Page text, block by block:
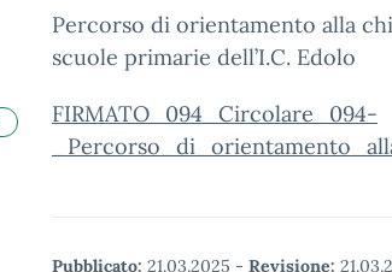
Percorso di orientamento alla
scuole primarie dell’I.C. Edolo
FIRMATO_094_Circolare_094-
Pubblicato: 21.03.2025 - Revisione: